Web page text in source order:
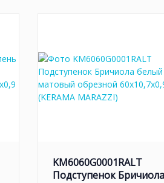
KM6060G0001RALT
Подступенок Бричиола